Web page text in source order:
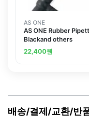
AS ONE
AS ONE Rubber
Blackand others
22,400원
배송/결제/교환/반